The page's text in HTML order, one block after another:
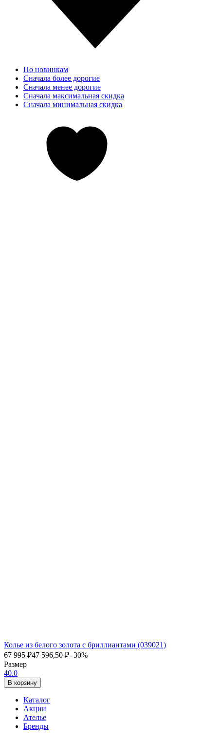
По новинкам
Сначала более дорогие
Сначала менее дорогие
Сначала максимальная скидка
Сначала минимальная скидка
Колье из белого золота с бриллиантами (039021)
67 995 ₽47 596,50 ₽- 30%
Размер
40.0
В корзину
Каталог
Акции
Ателье
Бренды